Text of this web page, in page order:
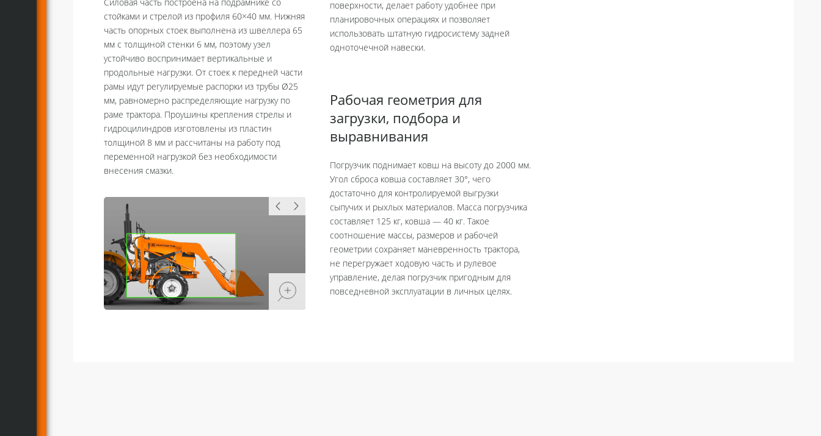
Силовая часть построена на подрамнике со
стойками и стрелой из профиля 60×40 мм. Нижняя
часть опорных стоек выполнена из швеллера 65
мм с толщиной стенки 6 мм, поэтому узел
устойчиво воспринимает вертикальные и
продольные нагрузки. От стоек к передней части
рамы идут регулируемые распорки из трубы Ø25
мм, равномерно распределяющие нагрузку по
раме трактора. Проушины крепления стрелы и
гидроцилиндров изготовлены из пластин
толщиной 8 мм и рассчитаны на работу под
переменной нагрузкой без необходимости
внесения смазки.
поверхности, делает работу удобнее при
планировочных операциях и позволяет
использовать штатную гидросистему задней
одноточечной навески.
Рабочая геометрия для
загрузки, подбора и
выравнивания
Погрузчик поднимает ковш на высоту до 2000 мм.
Угол сброса ковша составляет 30°, чего
достаточно для контролируемой выгрузки
сыпучих и рыхлых материалов. Масса погрузчика
составляет 125 кг, ковша — 40 кг. Такое
соотношение массы, размеров и рабочей
геометрии сохраняет маневренность трактора,
не перегружает ходовую часть и рулевое
управление, делая погрузчик пригодным для
повседневной эксплуатации в личных целях.